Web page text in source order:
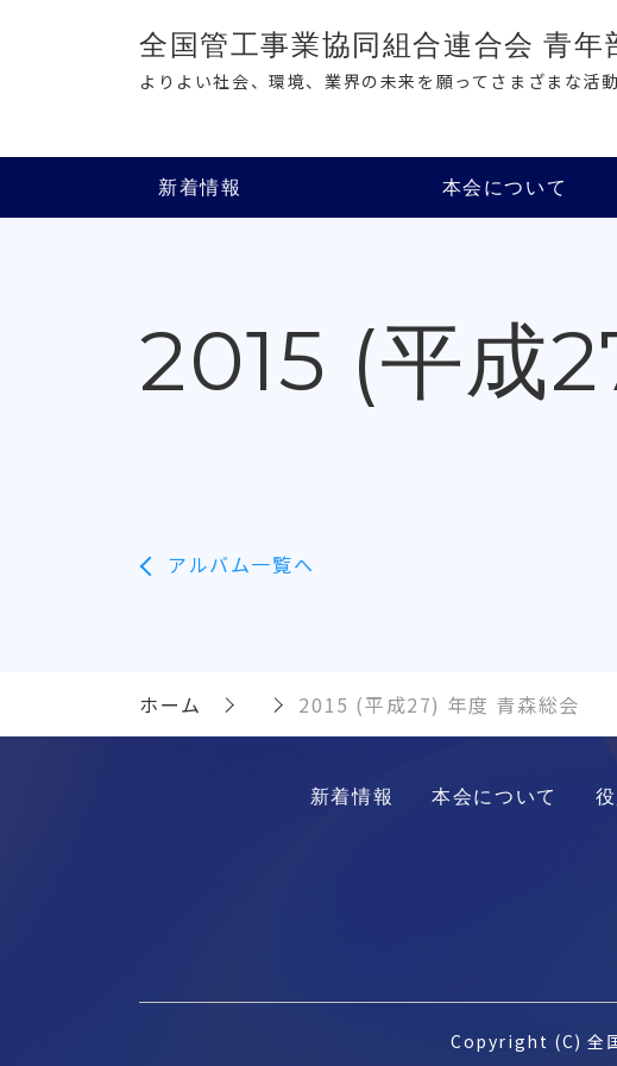
全国管工事業協同組合連合会青年
よりよい社会、環境、業界の未来を願ってさまざまな活
新着情報 本会について
2015 (平成
アルバム一覧へ
ホーム 2015 (平成27) 年度 青森総会
新着情報 本会について
Copyright (C) 全